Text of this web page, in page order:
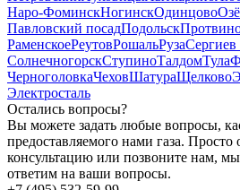
Наро-ФоминскНогинскОдинцово
Павловский посадПодольск
РаменскоеРеутовРошальРузаСергиев
СолнечногорскСтупиноТалдомТула
ЧерноголовкаЧеховШатураЩелково
Электросталь
Остались вопросы?
Вы можете задать любые вопросы,
предоставляемого нами газа. Просто
консультацию или позвоните нам,
ответим на ваши вопросы.